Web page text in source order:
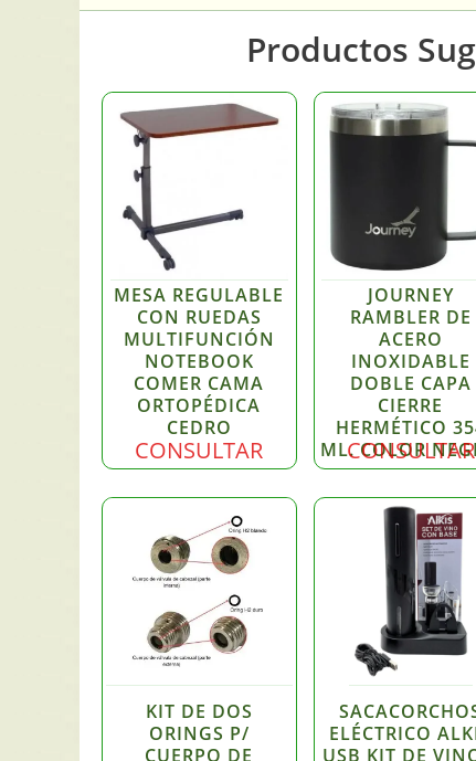
Productos
MESA REGULABLE
CON RUEDAS
MULTIFUNCIÓN
NOTEBOOK
COMER CAMA
ORTOPÉDICA
CEDRO
CONSULTAR
TAZA TÉRMICA
JOURNEY
RAMBLER DE
ACERO
INOXIDABLE
DOBLE CAPA
CIERRE
HERMÉTICO
ML. COLOR
CONSULTAR
KIT DE DOS
ORINGS P/
CUERPO DE
ELÉCTRICO
USB KIT DE